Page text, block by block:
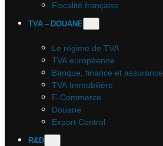
Fiscalité française
TVA – DOUANE
Le régime de TVA
TVA européenne
Banque, finance et assurance
TVA Immobilière
E-Commerce
Douane
Export Control
R&D